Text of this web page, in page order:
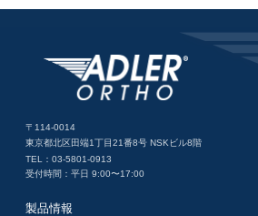
〒114-0014
東京都北区田端1丁目21番8号 NSKビル8階
TEL：03-5801-0913
受付時間：平日 9:00〜17:00
製品情報